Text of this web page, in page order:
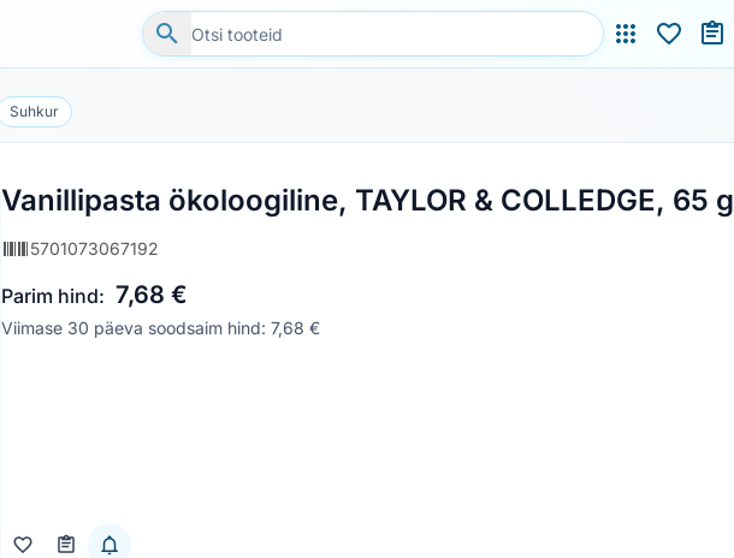
Suhkur
Vanillipasta ökoloogiline, TAYLOR & COLLEDGE, 65 g
5701073067192
Parim hind: 7,68 €
Viimase 30 päeva soodsaim hind: 7,68 €